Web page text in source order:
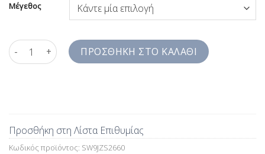
Μέγεθος
Πουκάμισα Ανδρικά Μπεζ Twill 100% Βαμβάκι Jazzy Studio
ΠΡΟΣΘΉΚΗ ΣΤΟ ΚΑΛΆΘΙ
Προσθήκη στη Λίστα Επιθυμίας
Κωδικός προϊόντος: SW9JZS2660